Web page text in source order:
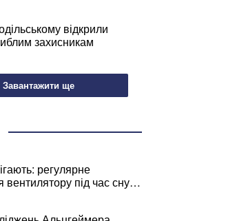
відкрили
захисникам
Завантажити ще
регулярне
вентилятору під час сну
вплинути на ваше